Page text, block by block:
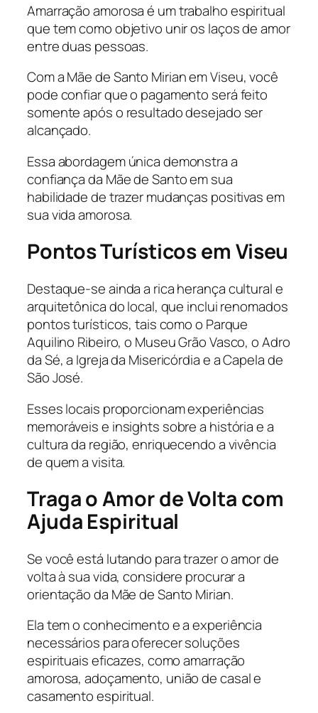
Amarração amorosa é um trabalho espiritual
que tem como objetivo unir os laços de amor
entre duas pessoas.
Com a Mãe de Santo Mirian em Viseu, você
pode confiar que o pagamento será feito
somente após o resultado desejado ser
alcançado.
Essa abordagem única demonstra a
confiança da Mãe de Santo em sua
habilidade de trazer mudanças positivas em
sua vida amorosa.
Pontos Turísticos em Viseu
Destaque-se ainda a rica herança cultural e
arquitetônica do local, que inclui renomados
pontos turísticos, tais como o Parque
Aquilino Ribeiro, o Museu Grão Vasco, o Adro
da Sé, a Igreja da Misericórdia e a Capela de
São José.
Esses locais proporcionam experiências
memoráveis e insights sobre a história e a
cultura da região, enriquecendo a vivência
de quem a visita.
Traga o Amor de Volta com
Ajuda Espiritual
Se você está lutando para trazer o amor de
volta à sua vida, considere procurar a
orientação da Mãe de Santo Mirian.
Ela tem o conhecimento e a experiência
necessários para oferecer soluções
espirituais eficazes, como amarração
amorosa, adoçamento, união de casal e
casamento espiritual.